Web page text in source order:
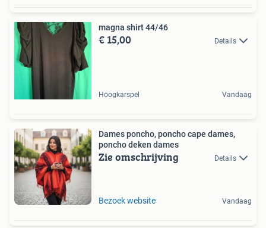
magna shirt 44/46
€ 15,00 Details
Hoogkarspel Vandaag
Dames poncho, poncho cape dames,
poncho deken dames
Zie omschrijving Details
Bezoek website Vandaag